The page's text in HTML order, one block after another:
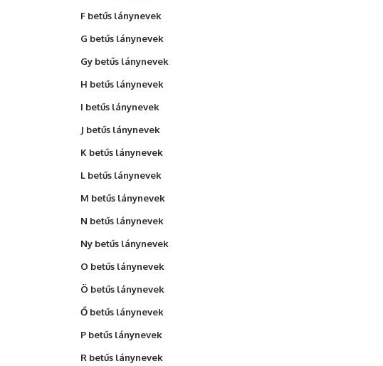
F betűs lánynevek
G betűs lánynevek
Gy betűs lánynevek
H betűs lánynevek
I betűs lánynevek
J betűs lánynevek
K betűs lánynevek
L betűs lánynevek
M betűs lánynevek
N betűs lánynevek
Ny betűs lánynevek
O betűs lánynevek
Ö betűs lánynevek
Ő betűs lánynevek
P betűs lánynevek
R betűs lánynevek